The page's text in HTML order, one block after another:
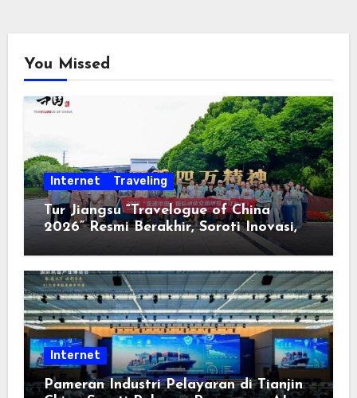
You Missed
Internet Traveling
Tur Jiangsu “Travelogue of China
2026” Resmi Berakhir, Soroti Inovasi,
Keterbukaan, dan Pembangunan
Berorientasi pada Masyarakat
Internet
Pameran Industri Pelayaran di Tianjin